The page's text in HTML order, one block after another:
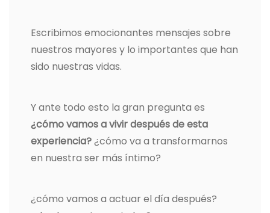
Escribimos emocionantes mensajes sobre
nuestros mayores y lo importantes que han
sido nuestras vidas.
Y ante todo esto la gran pregunta es
¿cómo vamos a vivir después de esta
experiencia?¿cómo va a transformarnos
en nuestra ser más íntimo?
¿cómo vamos a actuar el día después?